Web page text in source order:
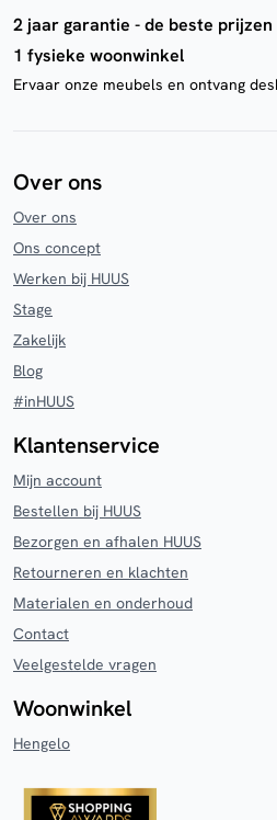
2 jaar garantie - de beste prijzen
1 fysieke woonwinkel
Ervaar onze meubels en ontvang
Over ons
Over ons
Ons concept
Werken bij HUUS
Stage
Zakelijk
Blog
#inHUUS
Klantenservice
Mijn account
Bestellen bij HUUS
Bezorgen en afhalen HUUS
Retourneren en klachten
Materialen en onderhoud
Contact
Veelgestelde vragen
Woonwinkel
Hengelo